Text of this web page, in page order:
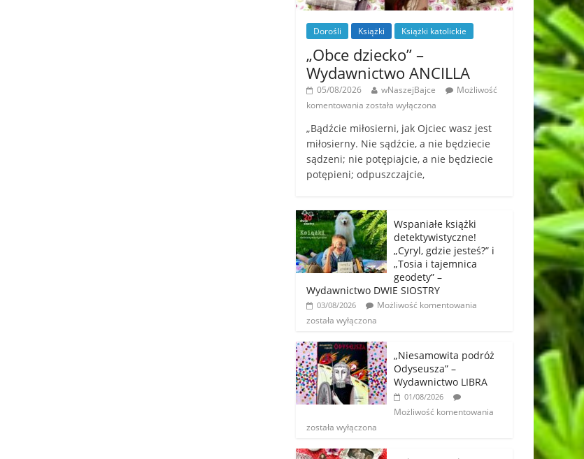
Dorośli Książki Książki katolickie
„Obce dziecko” –
Wydawnictwo ANCILLA
05/08/2026 wNaszejBajce
Możliwość
komentowania została wyłączona
„Bądźcie miłosierni, jak Ojciec wasz jest
miłosierny. Nie sądźcie, a nie będziecie
sądzeni; nie potępiajcie, a nie będziecie
potępieni; odpuszczajcie,
Wspaniałe książki
detektywistyczne!
„Cyryl, gdzie jesteś?” i
„Tosia i tajemnica
geodety” –
Wydawnictwo DWIE SIOSTRY
03/08/2026
Możliwość komentowania
została wyłączona
„Niesamowita podróż
Odyseusza” –
Wydawnictwo LIBRA
01/08/2026
Możliwość komentowania
została wyłączona